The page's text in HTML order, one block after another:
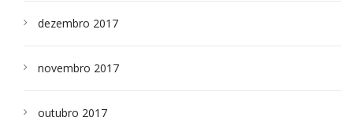
dezembro 2017
novembro 2017
outubro 2017